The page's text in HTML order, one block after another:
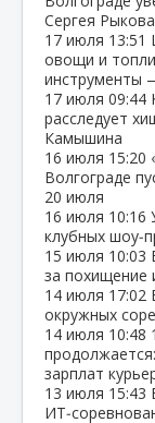
Сергея Рыкова
17 июля 13:51
овощи и
инструменты
17 июля 09:44
расследует
Камышина
16 июля 15:20
Волгограде
20 июля
16 июля 10:16
клубных
15 июля 10:03
за похищение
14 июля 17:02
окружных
14 июля 10:48
зарплат
13 июля 15:43